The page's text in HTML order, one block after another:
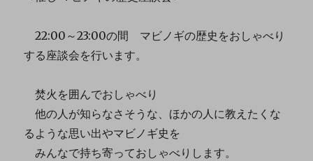
22:00～23:00の間 マビノギの歴史をおしゃべり
する座談会を行います。
焚火を囲んでおしゃべり
他の人が知らなさそうな、ほかの人に教えたくな
るような思い出やマビノギ史を
みんなで持ち寄っておしゃべりします。